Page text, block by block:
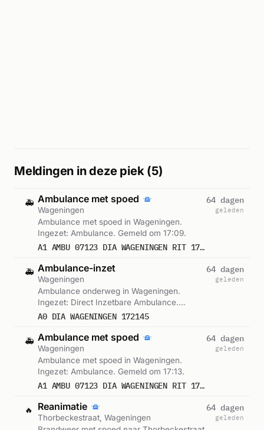
Meldingen in deze piek (5)
🚑 Ambulance met spoed
Wageningen
Ambulance met spoed in Wageningen.
Ingezet: Ambulance. Gemeld om 17:09.
A1 AMBU 07123 DIA WAGENINGEN RIT 172145
64 dagen
geleden
🚑 Ambulance-inzet
Wageningen
Ambulance onderweg in Wageningen.
Ingezet: Direct Inzetbare Ambulance.
Gemeld om 17:13.
A0 DIA WAGENINGEN 172145
64 dagen
geleden
🚑 Ambulance met spoed
Wageningen
Ambulance met spoed in Wageningen.
Ingezet: Ambulance. Gemeld om 17:13.
A1 AMBU 07123 DIA WAGENINGEN RIT 172145
64 dagen
geleden
🔥 Reanimatie
Thorbeckestraat, Wageningen
64 dagen
geleden